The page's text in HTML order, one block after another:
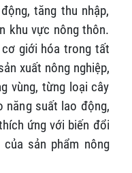
tăng thu nhập,
khu vực nông thôn.
giới hóa trong tất
xuất nông nghiệp,
vùng, từng loại cây
năng suất lao động,
ứng với biến đổi
sản phẩm nông